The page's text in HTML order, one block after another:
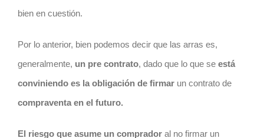
bien en cuestión.
Por lo anterior, bien podemos decir que las arras es,
generalmente, un pre contrato, dado que lo que se está
conviniendo es la obligación de firmarun contratode
compraventa en el futuro.
El riesgoque asume un compradoral no firmar un